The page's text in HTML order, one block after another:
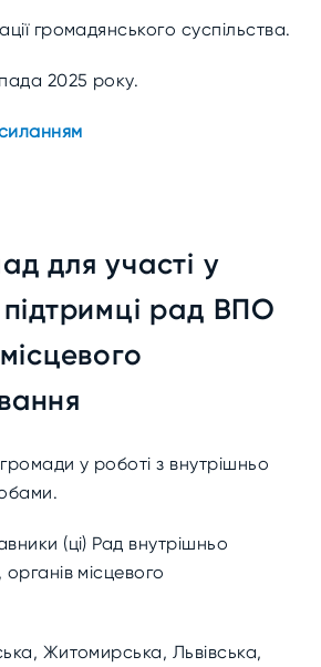
громадянського суспільства.
2025 року.
для участі у
рад ВПО
у роботі з внутрішньо
(ці) Рад внутрішньо
місцевого
Житомирська, Львівська,